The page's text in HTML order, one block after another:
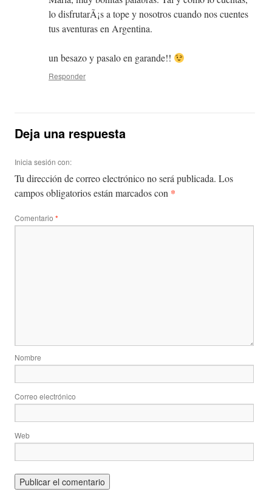
lo disfrutarÃ¡s a tope y nosotros cuando nos cuentes
tus aventuras en Argentina.
un besazo y pasalo en garande!!
Responder
Deja una respuesta
Inicia sesión con:
Tu dirección de correo electrónico no será publicada. Los
campos obligatorios están marcados con *
Comentario *
Nombre
Correo electrónico
Web